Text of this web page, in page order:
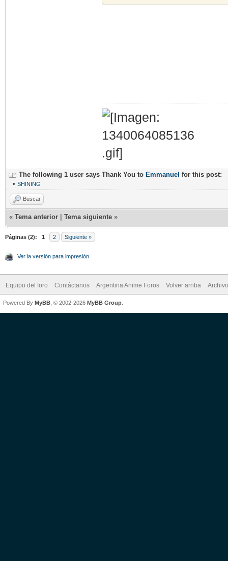
The following 1 user says Thank You to Emmanuel for this post:
• SHINING
Buscar
« Tema anterior Tema siguiente »
Páginas (2): 1 2 Siguiente »
Ver la versión para impresión
Equipo del foro Contáctanos Argentina Anime Foros Volver arriba
Powered By MyBB , © 2002-2026 MyBB Group